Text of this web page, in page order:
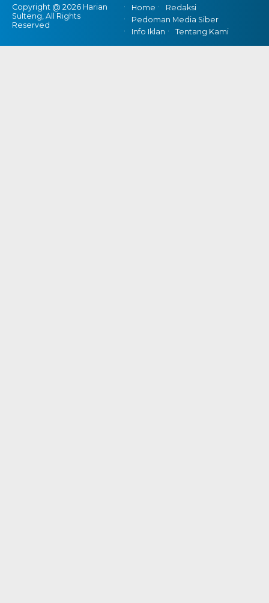
Copyright @ 2026 Harian
Sulteng, All Rights
Reserved
Home
Redaksi
Pedoman Media Siber
Info Iklan
Tentang Kami